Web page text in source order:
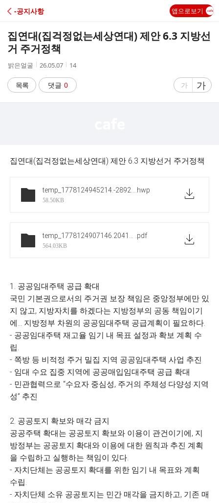
C
A
-공지사항 앱으로보기
집연대(집걱정없는세상연대) 제안 6.3 지방선
거 주거정책
작
자
밝은얼굴
작
시
간
26.05.07
조
수
14
목록 댓글 0
글
게
가
글
자
게
가
집연대(집걱정없는세상연대) 제안 6.3 지방선거 주거정책
.hwp
58.50KB
.pdf
564.03KB
1. 공공임대주택 공급 확대
국민 기본권으로서의 주거권 보장 책임은 중앙정부에만 있
지 않고, 지방자치를 하겠다는 지방정부의 공동 책임이기
에... 지방정부 차원의 공공임대주택 공급계획이 필요하다.
- 공공임대주택 재고율 임기 내 목표 설정과 확보 계획 수
립.
- 쪽방 등 비적정 주거 밀집 지역 공공임대주택 사업 추진
- 임대 수요 집중 지역에 공공매입임대주택 공급 확대
- 민관협력으로 “수요자 중심성, 주거의 주체성·다양성·지역
성” 추진
2. 공공토지 확보와 매각 금지
공공주택 확대는 공공토지 확보와 이용이 관건이기에, 지
방정부는 공공토지 확대와 이용에 대한 원칙과 추진 계획
을 수립하고 실행하는 책임이 있다.
- 자치단체는 공공토지 확대를 위한 임기 내 목표와 계획
수립.
- 자치단체 소유 공공토지는 민간 매각을 금지하고, 기존 매